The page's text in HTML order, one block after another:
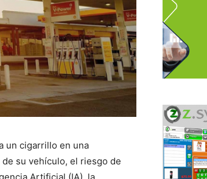
un cigarrillo en una
su vehículo, el riesgo de
Artificial (IA), la